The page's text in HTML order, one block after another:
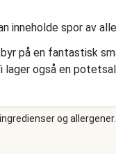
inneholde spor av
på en fantastisk
også en
og